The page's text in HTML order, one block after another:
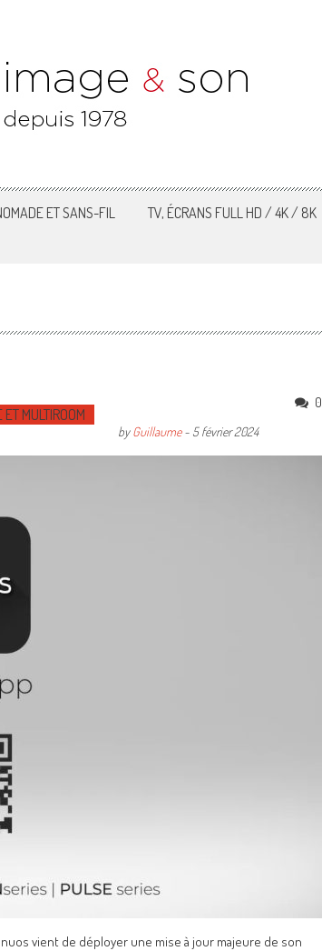
ET SANS-FIL TV, ÉCRANS FULL HD / 4K / 8K
MULTIROOM
byGuillaume- 5 février 2024
0
vient de déployer une mise à jour majeure de son